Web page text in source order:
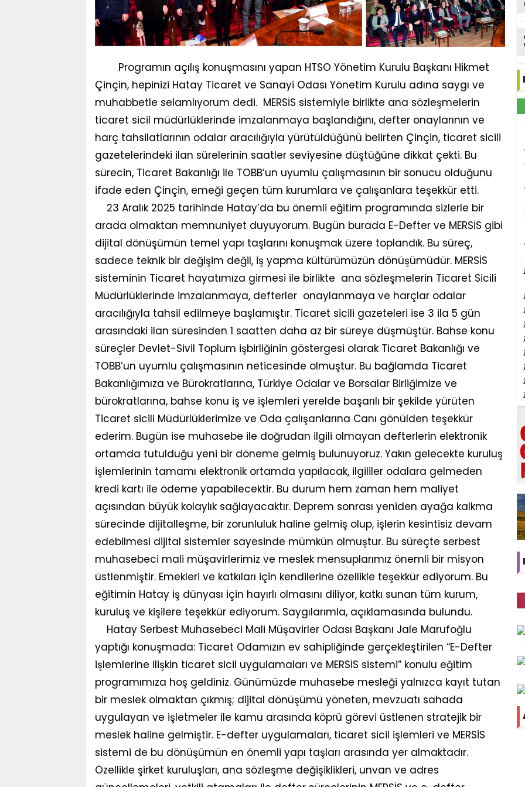
Programın açılış konuşmasını yapan HTSO Yönetim Kurulu Başkanı Hikmet
Çinçin, hepinizi Hatay Ticaret ve Sanayi Odası Yönetim Kurulu adına saygı ve
muhabbetle selamlıyorum dedi. MERSİS sistemiyle birlikte ana sözleşmelerin
ticaret sicil müdürlüklerinde imzalanmaya başlandığını, defter onaylarının ve
harç tahsilatlarının odalar aracılığıyla yürütüldüğünü belirten Çinçin, ticaret sicili
gazetelerindeki ilan sürelerinin saatler seviyesine düştüğüne dikkat çekti. Bu
sürecin, Ticaret Bakanlığı ile TOBB’un uyumlu çalışmasının bir sonucu olduğunu
ifade eden Çinçin, emeği geçen tüm kurumlara ve çalışanlara teşekkür etti.
23 Aralık 2025 tarihinde Hatay’da bu önemli eğitim programında sizlerle bir
arada olmaktan memnuniyet duyuyorum. Bugün burada E-Defter ve MERSİS gibi
dijital dönüşümün temel yapı taşlarını konuşmak üzere toplandık. Bu süreç,
sadece teknik bir değişim değil, iş yapma kültürümüzün dönüşümüdür. MERSİS
sisteminin Ticaret hayatımıza girmesi ile birlikte ana sözleşmelerin Ticaret Sicili
Müdürlüklerinde imzalanmaya, defterler onaylanmaya ve harçlar odalar
aracılığıyla tahsil edilmeye başlamıştır. Ticaret sicili gazeteleri ise 3 ila 5 gün
arasındaki ilan süresinden 1 saatten daha az bir süreye düşmüştür. Bahse konu
süreçler Devlet-Sivil Toplum işbirliğinin göstergesi olarak Ticaret Bakanlığı ve
TOBB’un uyumlu çalışmasının neticesinde olmuştur. Bu bağlamda Ticaret
Bakanlığımıza ve Bürokratlarına, Türkiye Odalar ve Borsalar Birliğimize ve
bürokratlarına, bahse konu iş ve işlemleri yerelde başarılı bir şekilde yürüten
Ticaret sicili Müdürlüklerimize ve Oda çalışanlarına Canı gönülden teşekkür
ederim. Bugün ise muhasebe ile doğrudan ilgili olmayan defterlerin elektronik
ortamda tutulduğu yeni bir döneme gelmiş bulunuyoruz. Yakın gelecekte kuruluş
işlemlerinin tamamı elektronik ortamda yapılacak, ilgililer odalara gelmeden
kredi kartı ile ödeme yapabilecektir. Bu durum hem zaman hem maliyet
açısından büyük kolaylık sağlayacaktır. Deprem sonrası yeniden ayağa kalkma
sürecinde dijitalleşme, bir zorunluluk haline gelmiş olup, işlerin kesintisiz devam
edebilmesi dijital sistemler sayesinde mümkün olmuştur. Bu süreçte serbest
muhasebeci mali müşavirlerimiz ve meslek mensuplarımız önemli bir misyon
üstlenmiştir. Emekleri ve katkıları için kendilerine özellikle teşekkür ediyorum. Bu
eğitimin Hatay iş dünyası için hayırlı olmasını diliyor, katkı sunan tüm kurum,
kuruluş ve kişilere teşekkür ediyorum. Saygılarımla, açıklamasında bulundu.
Hatay Serbest Muhasebeci Mali Müşavirler Odası Başkanı Jale Marufoğlu
yaptığı konuşmada: Ticaret Odamızın ev sahipliğinde gerçekleştirilen “E-Defter
işlemlerine ilişkin ticaret sicil uygulamaları ve MERSİS sistemi” konulu eğitim
programımıza hoş geldiniz. Günümüzde muhasebe mesleği yalnızca kayıt tutan
bir meslek olmaktan çıkmış; dijital dönüşümü yöneten, mevzuatı sahada
uygulayan ve işletmeler ile kamu arasında köprü görevi üstlenen stratejik bir
meslek haline gelmiştir. E-defter uygulamaları, ticaret sicil işlemleri ve MERSİS
sistemi de bu dönüşümün en önemli yapı taşları arasında yer almaktadır.
Özellikle şirket kuruluşları, ana sözleşme değişiklikleri, unvan ve adres